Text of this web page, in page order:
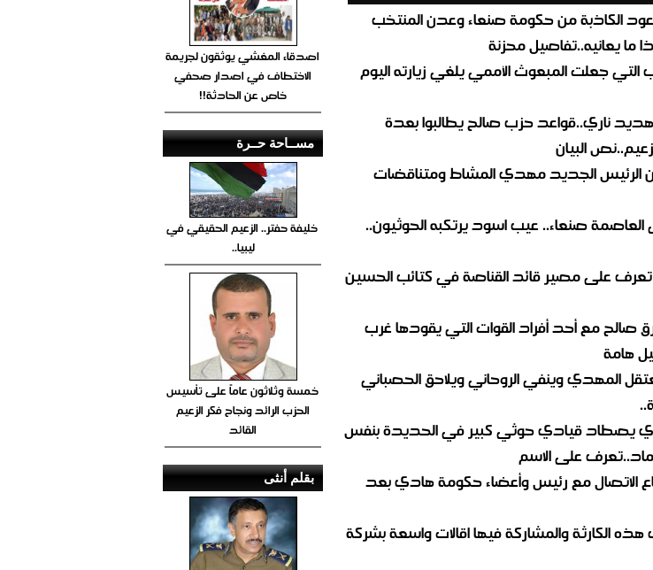
الكاذبة من حكومة صنعاء وعدن المنتخب
ما يعانيه..تفاصيل محزنة
التي جعلت المبعوث الأممي يلغي زيارته اليوم
ناري..قواعد حزب صالح يطالبوا بعدة
البيان
الرئيس الجديد مهدي المشاط ومتناقضات
صنعاء.. عيب اسود يرتكبه الحوثيون..
تعرف على مصير قائد القناصة في كتائب الحسين
مع أحد أفراد القوات التي يقودها غرب
هامة
المهدي وينفي الروحاني ويلاحق الحصباني
يصطاد قيادي حوثي كبير في الحديدة بنفس
على الاسم
الاتصال مع رئيس وأعضاء حكومة هادي بعد
الكارثة والمشاركة فيها اقالات واسعة بشركة
اصدقاء المغشي يوثقون لجريمة
الاختطاف في اصدار صحفي
خاص عن الحادثة!!
مســاحة حــرة
خليفة حفتر.. الزعيم الحقيقي في
ليبيا..
خمسة وثلاثون عاماً على تأسيس
الحزب الرائد ونجاح فكر الزعيم
القائد
بقلم أنثى